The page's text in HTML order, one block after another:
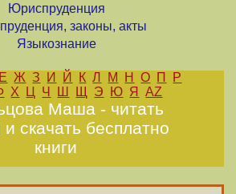
Юриспруденция
законы, акты
Языкознание
Е Ж З И Й К Л М Н О П
Р
Х Ц Ч Ш Щ Э Ю Я AZ
Маша - читать
скачать бесплатно
книги